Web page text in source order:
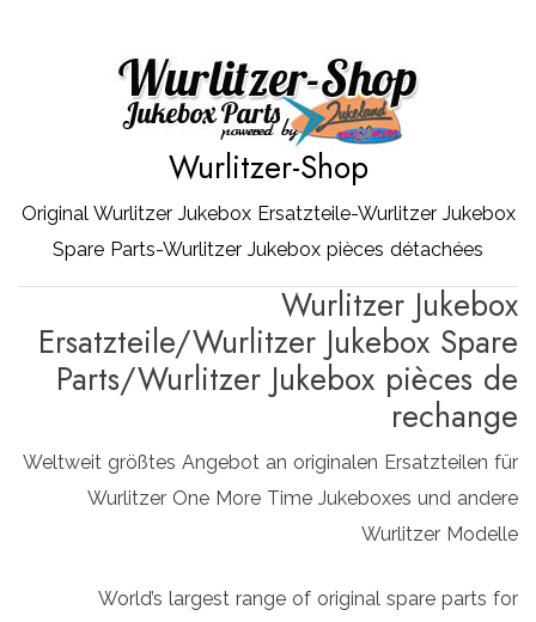
Wurlitzer-Shop
Original Wurlitzer Jukebox Ersatzteile-Wurlitzer Jukebox
Spare Parts-Wurlitzer Jukebox pièces détachées
Wurlitzer Jukebox
Ersatzteile/Wurlitzer Jukebox Spare
Parts/Wurlitzer Jukebox pièces de
rechange
Weltweit größtes Angebot an originalen Ersatzteilen für
Wurlitzer One More Time Jukeboxes und andere
Wurlitzer Modelle
World’s largest range of original spare parts for